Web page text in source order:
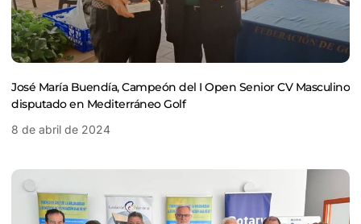
José María Buendía, Campeón del I Open Senior CV Masculino
disputado en Mediterráneo Golf
8 de abril de 2024